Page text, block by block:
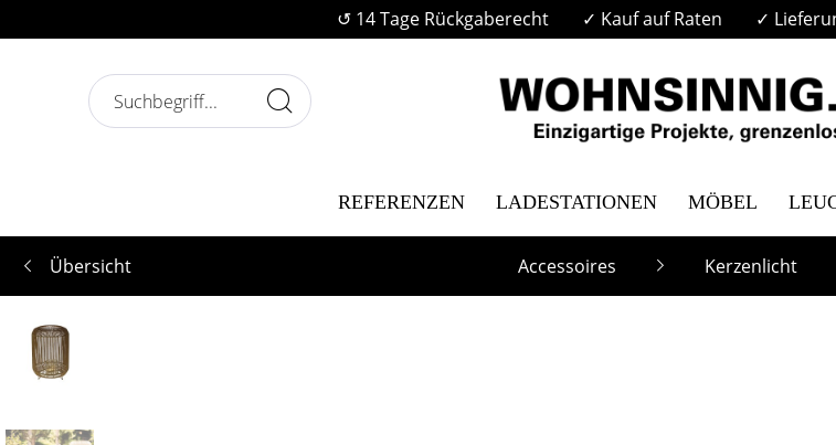
↺ 14 Tage Rückgaberecht ✓ Kauf auf Raten ✓
REFERENZEN LADESTATIONEN MÖBEL
Übersicht Accessoires Kerzenlicht